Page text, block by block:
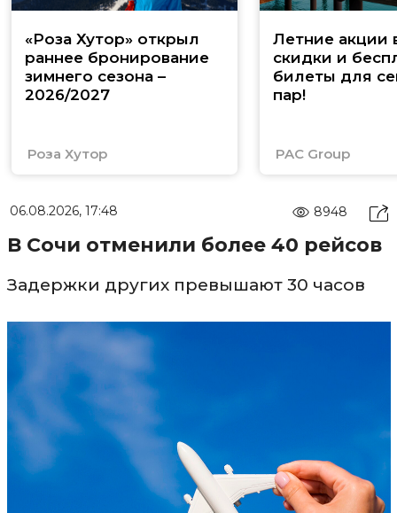
«Роза Хутор» открыл
раннее бронирование
зимнего сезона –
2026/2027
Роза Хутор
Летние акции
скидки и
билеты для
пар!
PAC Group
06.08.2026, 17:48 8948
В Сочи отменили более 40 рейсов
Задержки других превышают 30 часов